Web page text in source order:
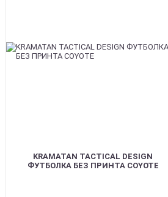
KRAMATAN TACTICAL DESIGN
ФУТБОЛКА БЕЗ ПРИНТА COYOTE